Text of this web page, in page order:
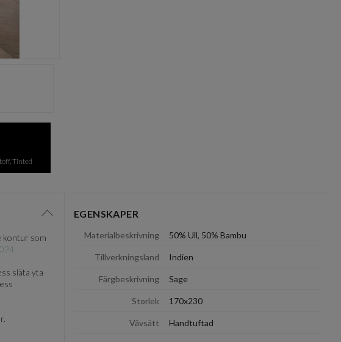
Tinted
Visa/dölj
kontur som
släta yta
EGENSKAPER
Materialbeskrivning 50% Ull, 50% Bambu
Tillverkningsland Indien
Färgbeskrivning Sage
Storlek 170x230
Vävsätt Handtuftad